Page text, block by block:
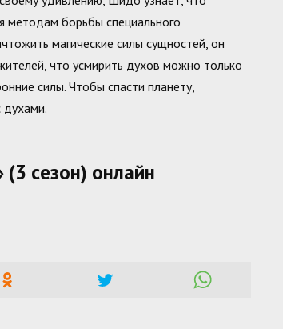
методам борьбы специального
магические силы сущностей, он
что усмирить духов можно только
силы. Чтобы спасти планету,
духами.
(3 сезон) онлайн